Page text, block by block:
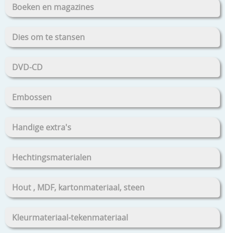
Boeken en magazines
Dies om te stansen
DVD-CD
Embossen
Handige extra's
Hechtingsmaterialen
Hout , MDF, kartonmateriaal, steen
Kleurmateriaal-tekenmateriaal